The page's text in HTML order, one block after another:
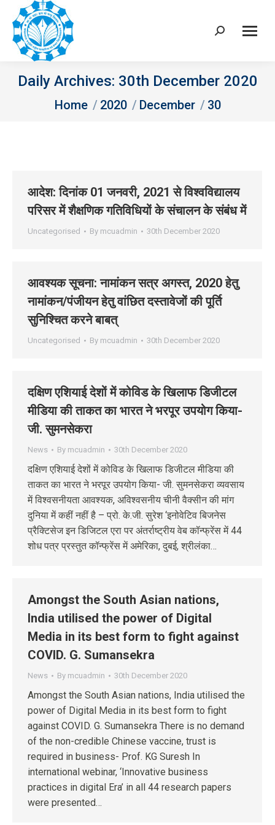
Search:
Daily Archives: 30th December 2020
You are here:
Home 2020 December 30
आदेश: दिनांक 01 जनवरी, 2021 से विश्वविद्यालय
परिसर में शैक्षणिक गतिविधियों के संचालन के संबंध में
Uncategorised By mcuadmin 30th December 2020
आवश्‍यक सूचना: नामांकन सत्र अगस्‍त, 2020 हेतु
नामांकन/पंजीयन हेतु वांछित दस्‍तावेजों की पूर्ति
सुनिश्चित करने बाबत्
Uncategorised By mcuadmin 30th December 2020
दक्षिण एशियाई देशों में कोविड के खिलाफ डिजीटल
मीडिया की ताकत का भारत ने भरपूर उपयोग किया-
जी. सुमनसेकरा
News By mcuadmin 30th December 2020
दक्षिण एशियाई देशों में कोविड के खिलाफ डिजीटल मीडिया की
ताकत का भारत ने भरपूर उपयोग किया- जी. सुमनसेकरा व्यवसाय
में विश्वसनीयता आवश्यक, अविश्वसनीय चीनी वैक्सीन की मांग
दुनिया में कहीं नहीं है – प्रो. के.जी. सुरेश ‘इनोवेटिव बिजनेस
प्रैक्टिसेज इन डिजिटल एरा पर अंतर्राष्ट्रीय वेब कॉन्फ्रेंस में 44
शोध पत्र प्रस्तुत कॉन्फ्रेंस में अमेरिका, दुबई, श्रीलंका…
Amongst the South Asian nations,
India utilised the power of Digital
Media in its best form to fight against
COVID. G. Sumansekra
News By mcuadmin 30th December 2020
Amongst the South Asian nations, India utilised the
power of Digital Media in its best form to fight
against COVID. G. Sumansekra There is no demand
of the non-credible Chinese vaccine, trust is
required in business- Prof. KG Suresh In
international webinar, ‘Innovative business
practices in digital Era’ in all 44 research papers
were presented…